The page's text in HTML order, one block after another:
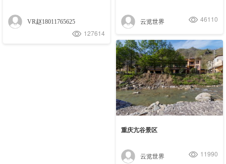
VR赵18011765625
127614
云览世界 46110
重庆亢谷景区
云览世界 11990